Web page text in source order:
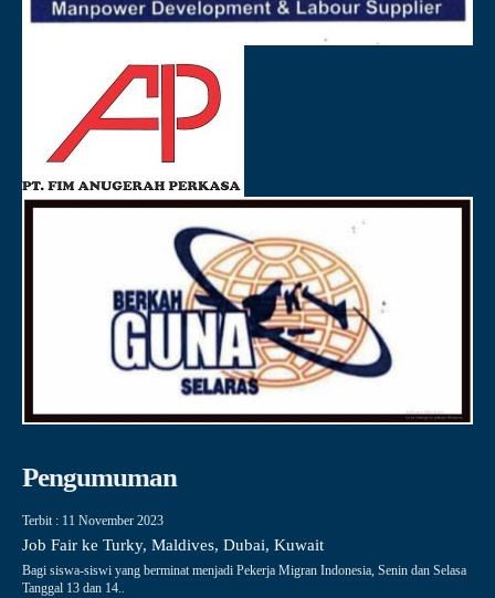
Pengumuman
Terbit : 11 November 2023
Job Fair ke Turky, Maldives, Dubai, Kuwait
Bagi siswa-siswi yang berminat menjadi Pekerja Migran Indonesia, Senin dan Selasa
Tanggal 13 dan 14..